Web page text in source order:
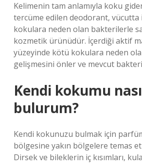
Kelimenin tam anlamıyla koku
tercüme edilen deodorant, vücutta
kokulara neden olan bakterilerle
kozmetik ürünüdür. İçerdiği aktif
yüzeyinde kötü kokulara neden
gelişmesini önler ve mevcut bakteri
Kendi kokumu
bulurum?
Kendi kokunuzu bulmak için
bölgesine yakın bölgelere temas
Dirsek ve bileklerin iç kısımları,